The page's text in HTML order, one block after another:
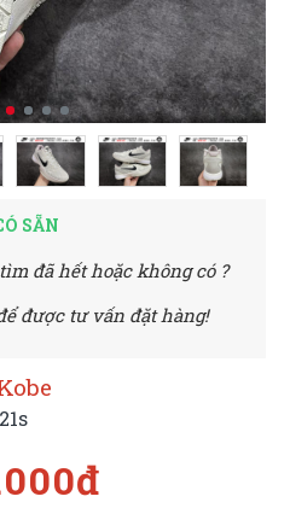
SẴN
đã hết hoặc không có ?
được tư vấn đặt hàng!